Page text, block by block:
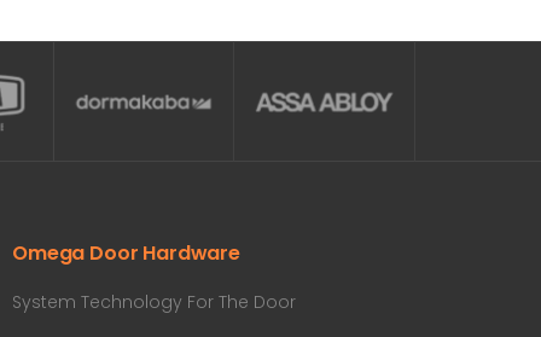
Omega Door Hardware
System Technology For The Door